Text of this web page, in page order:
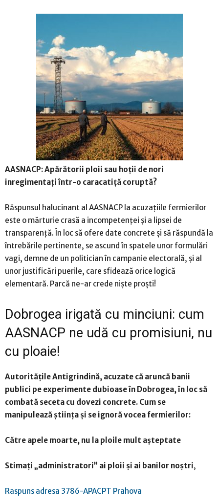
AASNACP: Apărătorii ploii sau hoții de nori
inregimentați într-o caracatiță coruptă?
Răspunsul halucinant al AASNACP la acuzațiile fermierilor
este o mărturie crasă a incompetenței și a lipsei de
transparență. În loc să ofere date concrete și să răspundă la
întrebările pertinente, se ascund în spatele unor formulări
vagi, demne de un politician în campanie electorală, și al
unor justificări puerile, care sfidează orice logică
elementară. Parcă ne-ar crede niște proști!
Dobrogea irigată cu minciuni: cum
AASNACP ne udă cu promisiuni, nu
cu ploaie!
Autoritățile Antigrindină, acuzate că aruncă banii
publici pe experimente dubioase în Dobrogea, în loc să
combată seceta cu dovezi concrete. Cum se
manipulează știința și se ignoră vocea fermierilor:
Către apele moarte, nu la ploile mult așteptate
Stimați „administratori” ai ploii și ai banilor noștri,
Raspuns adresa 3786-APACPT Prahova